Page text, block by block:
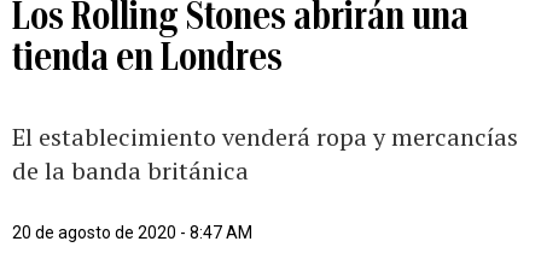
Los Rolling Stones abrirán una
tienda en Londres
El establecimiento venderá ropa y mercancías
de la banda británica
20 de agosto de 2020 - 8:47 AM